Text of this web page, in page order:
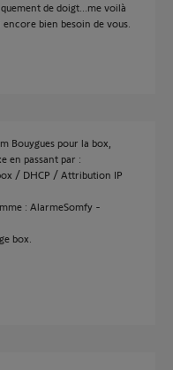
de doigt...me voilà
bien besoin de vous.
Bouygues pour la box,
en passant par :
/ DHCP / Attribution IP
: AlarmeSomfy -
box.